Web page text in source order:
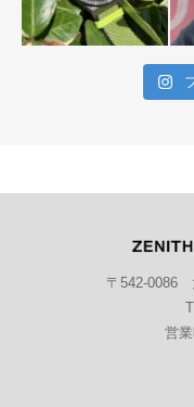
〒542-0086
営